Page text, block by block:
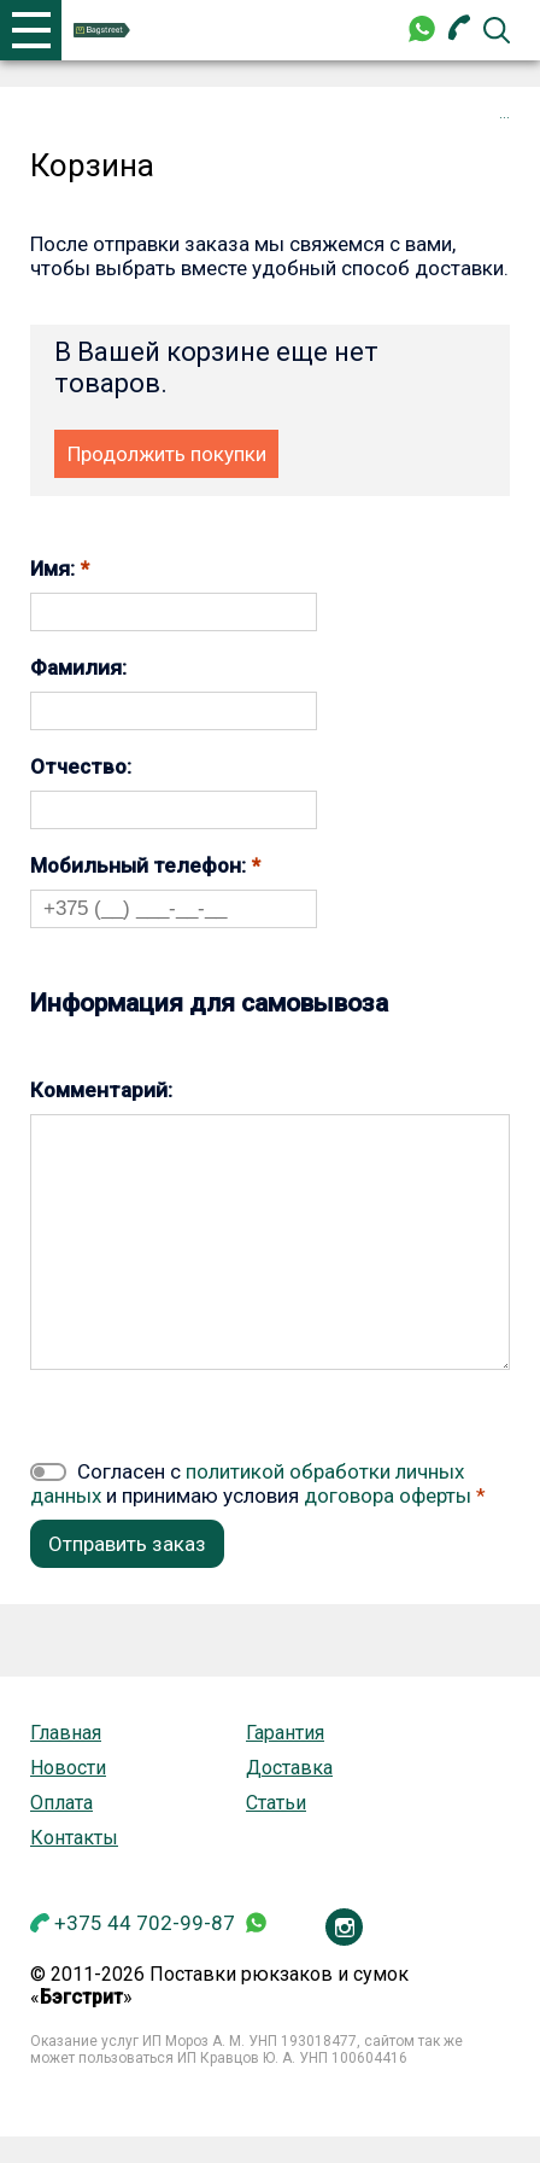
+375 44 702-99-87
+375 44 702-99-87
Корзина
После отправки заказа мы свяжемся с вами,
чтобы выбрать вместе удобный способ доставки.
В Вашей корзине еще нет
товаров.
Продолжить покупки
Имя:
Фамилия:
Отчество:
Мобильный телефон:
Информация для самовывоза
Комментарий:
Согласен с политикой обработки личных
данных и принимаю условия договора оферты *
+375 44 702-99-87
Главная
Гарантия
Новости
Доставка
Оплата
Статьи
Контакты
© 2011-2026 Поставки рюкзаков и сумок
« Бэгстрит»
Оказание услуг ИП Мороз А. М. УНП 193018477, сайтом так же
может пользоваться ИП Кравцов Ю. А. УНП 100604416